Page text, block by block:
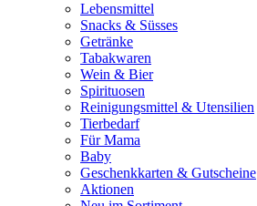
Lebensmittel
Snacks & Süsses
Getränke
Tabakwaren
Wein & Bier
Spirituosen
Reinigungsmittel & Utensilien
Tierbedarf
Für Mama
Baby
Geschenkkarten & Gutscheine
Aktionen